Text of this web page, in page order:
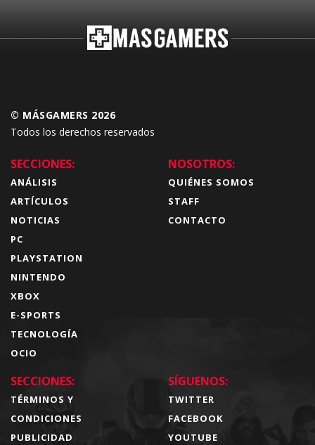
© MÁSGAMERS 2026
Todos los derechos reservados
SECCIONES:
ANÁLISIS
ARTÍCULOS
NOTICIAS
PC
PLAYSTATION
NINTENDO
XBOX
E-SPORTS
TECNOLOGÍA
OCIO
NOSOTROS:
QUIÉNES SOMOS
STAFF
CONTACTO
SECCIONES:
TÉRMINOS Y
CONDICIONES
PUBLICIDAD
SÍGUENOS:
TWITTER
FACEBOOK
YOUTUBE